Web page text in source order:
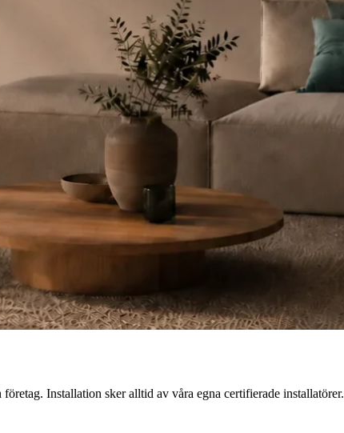
Installation sker alltid av våra egna certifierade installatörer.